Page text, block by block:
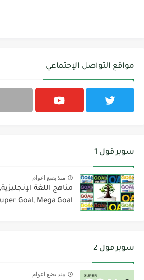
مواقع التواصل الإجتماعي
سوبر قول 1
منذ بضع اعوام
مناهج اللغة
Goal, Mega Goal
سوبر قول 2
منذ بضع اعوام